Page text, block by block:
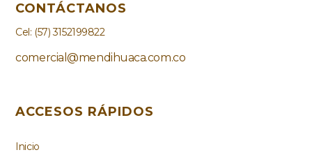
CONTÁCTANOS
Cel: (57) 3152199822
comercial@mendihuaca.com.co
ACCESOS RÁPIDOS
Inicio